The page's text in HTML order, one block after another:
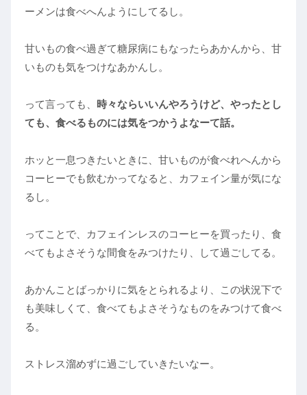
ーメンは食べへんようにしてるし。
甘いもの食べ過ぎて糖尿病にもなったらあかんから、甘
いものも気をつけなあかんし。
って言っても、 時々ならいいんやろうけど、やったとし
ても、食べるものには気をつかうよなーて話。
ホッと一息つきたいときに、甘いものが食べれへんから
コーヒーでも飲むかってなると、カフェイン量が気にな
るし。
ってことで、カフェインレスのコーヒーを買ったり、食
べてもよさそうな間食をみつけたり、して過ごしてる。
あかんことばっかりに気をとられるより、この状況下で
も美味しくて、食べてもよさそうなものをみつけて食べ
る。
ストレス溜めずに過ごしていきたいなー。